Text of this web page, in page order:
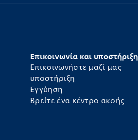
Επικοινωνία και υποστήριξη
Επικοινωνήστε μαζί μας
υποστήριξη
Εγγύηση
Βρείτε ένα κέντρο ακοής